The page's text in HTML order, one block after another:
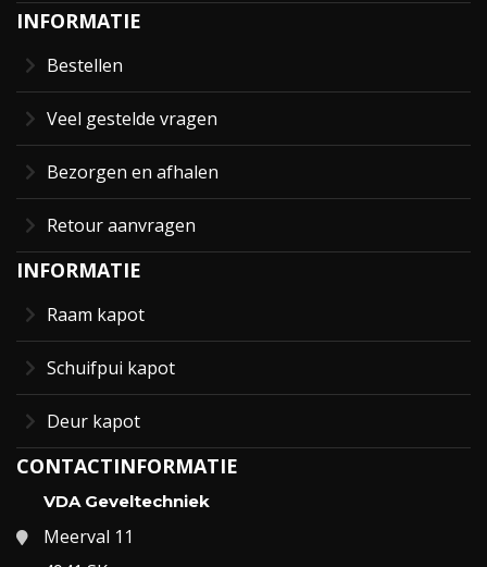
INFORMATIE
Bestellen
Veel gestelde vragen
Bezorgen en afhalen
Retour aanvragen
INFORMATIE
Raam kapot
Schuifpui kapot
Deur kapot
CONTACTINFORMATIE
VDA Geveltechniek
Meerval 11